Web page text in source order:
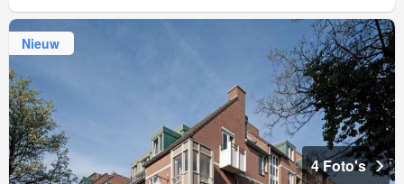
Nieuw
4 Foto's